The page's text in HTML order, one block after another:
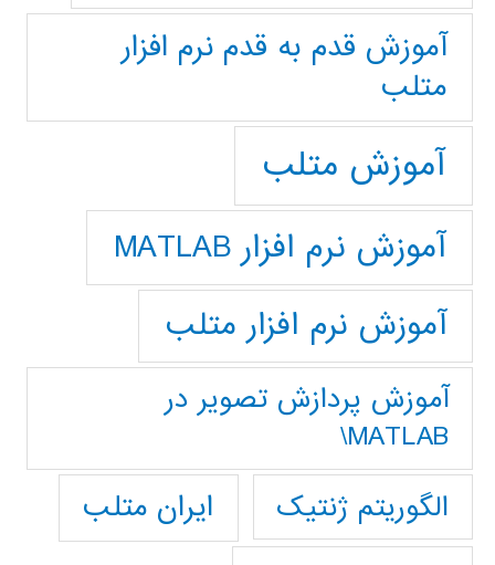
آموزش قدم به قدم نرم افزار
متلب
آموزش متلب
آموزش نرم افزار MATLAB
آموزش نرم افزار متلب
آموزش پردازش تصوير در
MATLAB\
الگوریتم ژنتیک
ایران متلب